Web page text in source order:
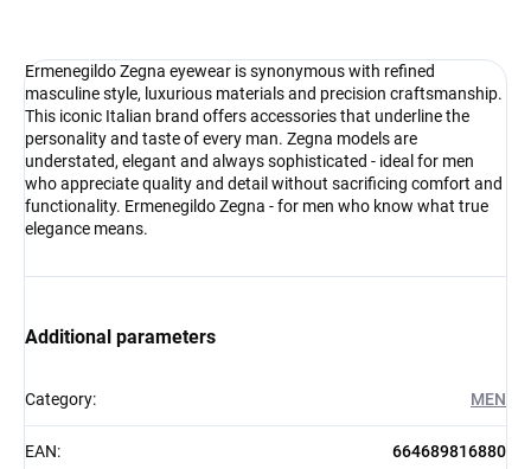
Ermenegildo Zegna eyewear is synonymous with refined
masculine style, luxurious materials and precision craftsmanship.
This iconic Italian brand offers accessories that underline the
personality and taste of every man. Zegna models are
understated, elegant and always sophisticated - ideal for men
who appreciate quality and detail without sacrificing comfort and
functionality. Ermenegildo Zegna - for men who know what true
elegance means.
Additional parameters
Category: MEN
EAN: 664689816880